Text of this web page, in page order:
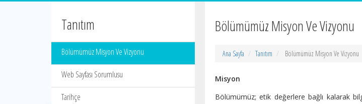
Tanıtım
Bölümümüz Misyon Ve Vizyonu
Web Sayfası Sorumlusu
Tarihçe
Bölümümüz Misyon Ve Vizyonu
Ana Sayfa Tanıtım Bölümümüz Misyon Ve Vizyonu
Misyon
Bölümümüz; etik değerlere bağlı kalarak